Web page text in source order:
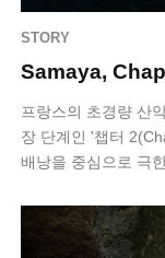
STORY
Samaya,
프랑스의 초경량 산
장 단계인 '챕터
배낭을 중심으로 극